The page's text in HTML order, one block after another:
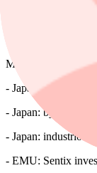
- Japan: BNP 1 kv kl
- Japan: bytesbalans
- Japan:
- EMU: Sentix